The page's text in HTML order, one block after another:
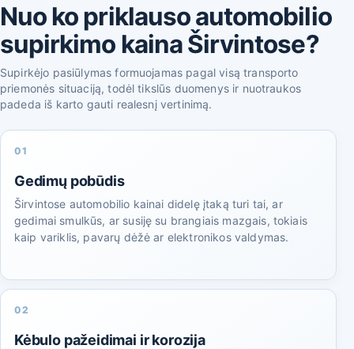
Nuo ko priklauso automobilio
supirkimo kaina Širvintose?
Supirkėjo pasiūlymas formuojamas pagal visą transporto
priemonės situaciją, todėl tikslūs duomenys ir nuotraukos
padeda iš karto gauti realesnį vertinimą.
01
Gedimų pobūdis
Širvintose automobilio kainai didelę įtaką turi tai, ar
gedimai smulkūs, ar susiję su brangiais mazgais, tokiais
kaip variklis, pavarų dėžė ar elektronikos valdymas.
02
Kėbulo pažeidimai ir korozija